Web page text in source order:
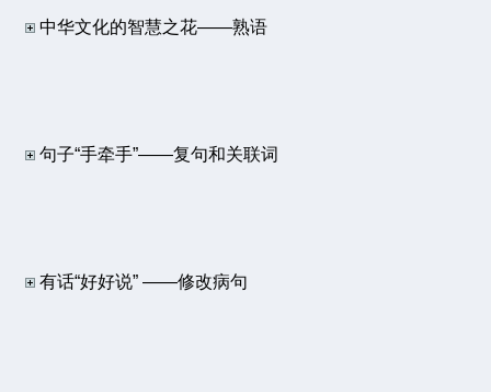
中华文化的智慧之花——熟语
句子“手牵手”——复句和关联词
有话“好好说” ——修改病句